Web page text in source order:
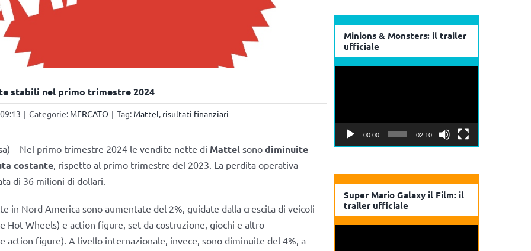
stabili nel primo trimestre 2024
| Categorie: MERCATO | Tag: Mattel, risultati finanziari
– Nel primo trimestre 2024 le vendite nette di Mattel sonodiminuite
costante, rispetto al primo trimestre del 2023. La perdita operativa
di 36 milioni di dollari.
in Nord America sono aumentate del 2%, guidate dalla crescita di veicoli
Hot Wheels) e action figure, set da costruzione, giochi e altro
action figure). A livello internazionale, invece, sono diminuite del 4%, a
Minions & Monsters: il trailer
ufficiale
00:00 02:10
Super Mario Galaxy il Film: il
trailer ufficiale